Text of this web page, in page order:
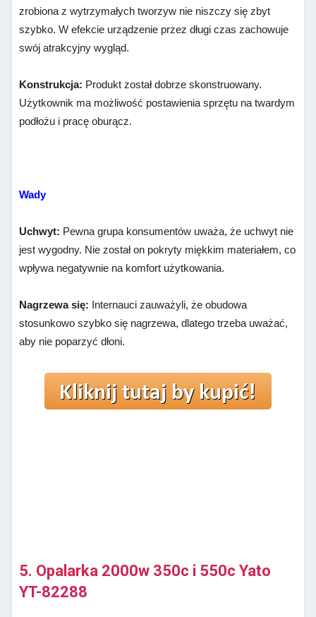
zrobiona z wytrzymałych tworzyw nie niszczy się zbyt
szybko. W efekcie urządzenie przez długi czas zachowuje
swój atrakcyjny wygląd.
Konstrukcja: Produkt został dobrze skonstruowany.
Użytkownik ma możliwość postawienia sprzętu na twardym
podłożu i pracę oburącz.
Wady
Uchwyt: Pewna grupa konsumentów uważa, że uchwyt nie
jest wygodny. Nie został on pokryty miękkim materiałem, co
wpływa negatywnie na komfort użytkowania.
Nagrzewa się: Internauci zauważyli, że obudowa
stosunkowo szybko się nagrzewa, dlatego trzeba uważać,
aby nie poparzyć dłoni.
5. Opalarka 2000w 350c i 550c Yato
YT-82288